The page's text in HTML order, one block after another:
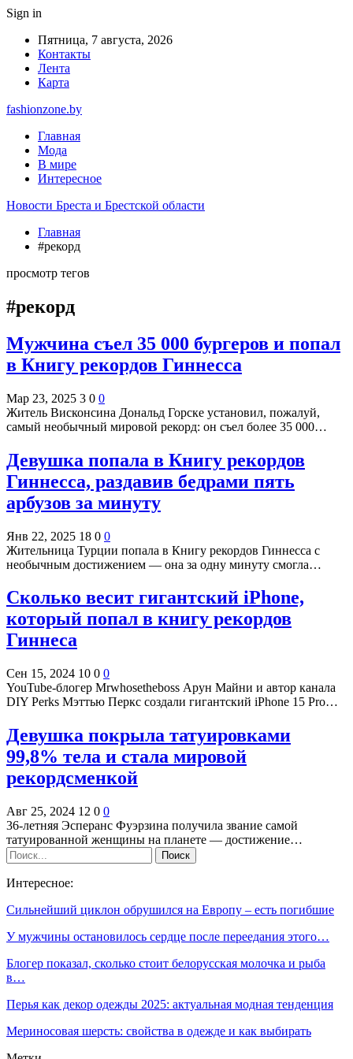
Sign in
Пятница, 7 августа, 2026
Контакты
Лента
Карта
fashionzone.by
Главная
Мода
В мире
Интересное
Новости Бреста и Брестской области
Главная
#рекорд
просмотр тегов
#рекорд
Мужчина съел 35 000 бургеров и попал
в Книгу рекордов Гиннесса
Мар 23, 2025 3 0 0
Житель Висконсина Дональд Горске установил, пожалуй,
самый необычный мировой рекорд: он съел более 35 000…
Девушка попала в Книгу рекордов
Гиннесса, раздавив бедрами пять
арбузов за минуту
Янв 22, 2025 18 0 0
Жительница Турции попала в Книгу рекордов Гиннесса с
необычным достижением — она за одну минуту смогла…
Сколько весит гигантский iPhone,
который попал в книгу рекордов
Гиннеса
Сен 15, 2024 10 0 0
YouTube-блогер Mrwhosetheboss Арун Майни и автор канала
DIY Perks Мэттью Перкс создали гигантский iPhone 15 Pro…
Девушка покрыла татуировками
99,8% тела и стала мировой
рекордсменкой
Авг 25, 2024 12 0 0
36-летняя Эсперанс Фуэрзина получила звание самой
татуированной женщины на планете — достижение…
Интересное:
Сильнейший циклон обрушился на Европу – есть погибшие
У мужчины остановилось сердце после переедания этого…
Блогер показал, сколько стоит белорусская молочка и рыба
в…
Перья как декор одежды 2025: актуальная модная тенденция
Мериносовая шерсть: свойства в одежде и как выбирать